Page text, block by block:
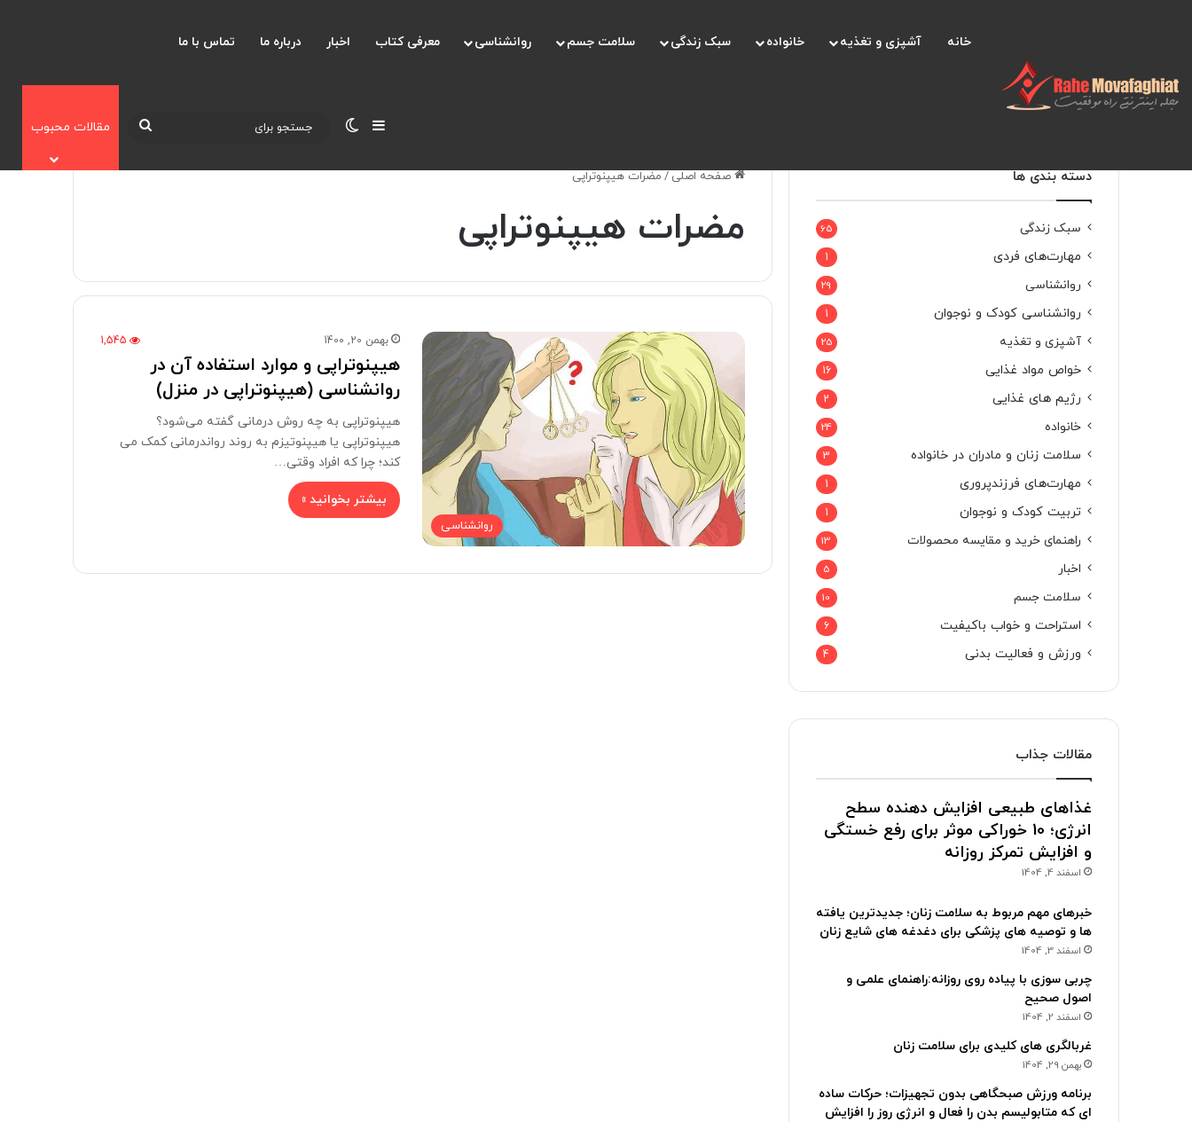
خانه آشپزی و تغذیه خانواده سبک زندگی سلامت جسم روانشناسی معرفی کتاب اخبار درباره ما تماس با ما
نوارکناریتغییر پوسته
جستجومقالات محبوب
صفحه اصلی / مضرات هیپنوتراپی
مضرات هیپنوتراپی
روانشناسی
بهمن 20, 1400 1,545
هیپنوتراپی و موارد استفاده آن در
روانشناسی (هیپنوتراپی در منزل)
هیپنوتراپی به چه روش درمانی گفته می‌شود؟
هیپنوتراپی یا هیپنوتیزم به روند رواندرمانی کمک می
کند؛ چرا که افراد وقتی…
بیشتر بخوانید »
دسته بندی ها
سبک زندگی 65
مهارت‌های فردی 1
روانشناسی 29
روانشناسی کودک و نوجوان 1
آشپزی و تغذیه 25
خواص مواد غذایی 16
رژیم های غذایی 2
خانواده 24
سلامت زنان و مادران در خانواده 3
مهارت‌های فرزندپروری 1
تربیت کودک و نوجوان 1
راهنمای خرید و مقایسه محصولات 13
اخبار 5
سلامت جسم 10
استراحت و خواب باکیفیت 6
ورزش و فعالیت بدنی 4
مقالات جذاب
غذاهای طبیعی افزایش دهنده سطح
انرژی؛ 10 خوراکی موثر برای رفع خستگی
و افزایش تمرکز روزانه
اسفند 4, 1404
خبرهای مهم مربوط به سلامت زنان؛ جدیدترین یافته
ها و توصیه های پزشکی برای دغدغه های شایع زنان
اسفند 3, 1404
چربی سوزی با پیاده روی روزانه:راهنمای علمی و
اصول صحیح
اسفند 2, 1404
غربالگری های کلیدی برای سلامت زنان
بهمن 29, 1404
برنامه ورزش صبحگاهی بدون تجهیزات؛ حرکات ساده
ای که متابولیسم بدن را فعال و انرژی روز را افزایش